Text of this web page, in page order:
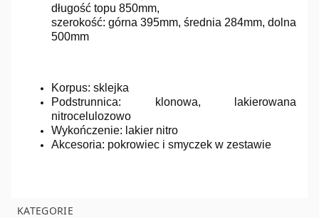
KATEGORIE
długość topu 850mm,
szerokość: górna 395mm, średnia 284mm, dolna
500mm
Korpus: sklejka
Podstrunnica: klonowa, lakierowana
nitrocelulozowo
Wykończenie: lakier nitro
Akcesoria: pokrowiec i smyczek w zestawie